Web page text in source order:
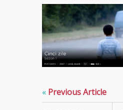
« Previous Article